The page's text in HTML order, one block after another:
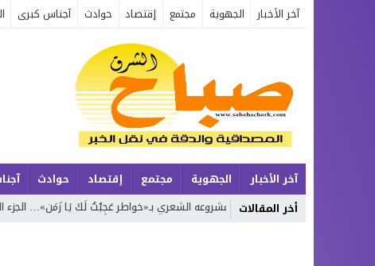
آخر الأخبار الجهوية مجتمع إقتصاد حوادث آجناس كبرى
آخر الأخبار الجهوية مجتمع إقتصاد حوادث
أخر المقالات
يواصل مشروعه الشعري بـ«خواطر عَجِبْتُ لَكَ يَا زَمَن»… الجزء الرابع